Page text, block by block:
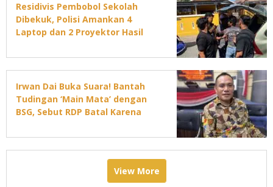
Residivis Pembobol Sekolah
Dibekuk, Polisi Amankan 4
Laptop dan 2 Proyektor Hasil
Irwan Dai Buka Suara! Bantah
Tudingan ‘Main Mata’ dengan
BSG, Sebut RDP Batal Karena
View More